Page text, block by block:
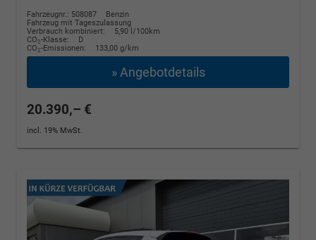
Fahrzeugnr.: 508087
Benzin
Fahrzeug mit Tageszulassung
Verbrauch kombiniert:
5,90 l/100km
CO2-Klasse:
D
CO2-Emissionen: 133,00 g/km
» Angebotdetails
20.390,– €
incl. 19% MwSt.